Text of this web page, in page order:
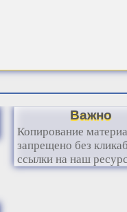
Важно
Копирование
запрещено без
ссылки на наш